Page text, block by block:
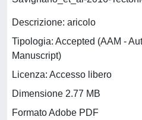
Descrizione: aricolo
Tipologia: Accepted (AAM -
Manuscript)
Licenza: Accesso libero
Dimensione 2.77 MB
Formato Adobe PDF